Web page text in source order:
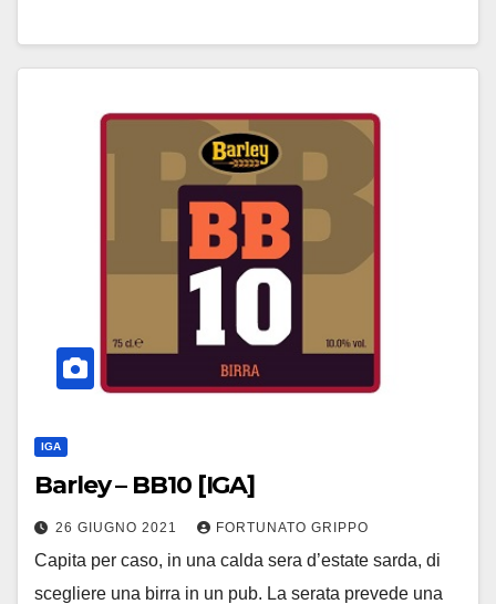
IGA
Barley – BB10 [IGA]
26 GIUGNO 2021 FORTUNATO GRIPPO
Capita per caso, in una calda sera d’estate sarda, di
scegliere una birra in un pub. La serata prevede una